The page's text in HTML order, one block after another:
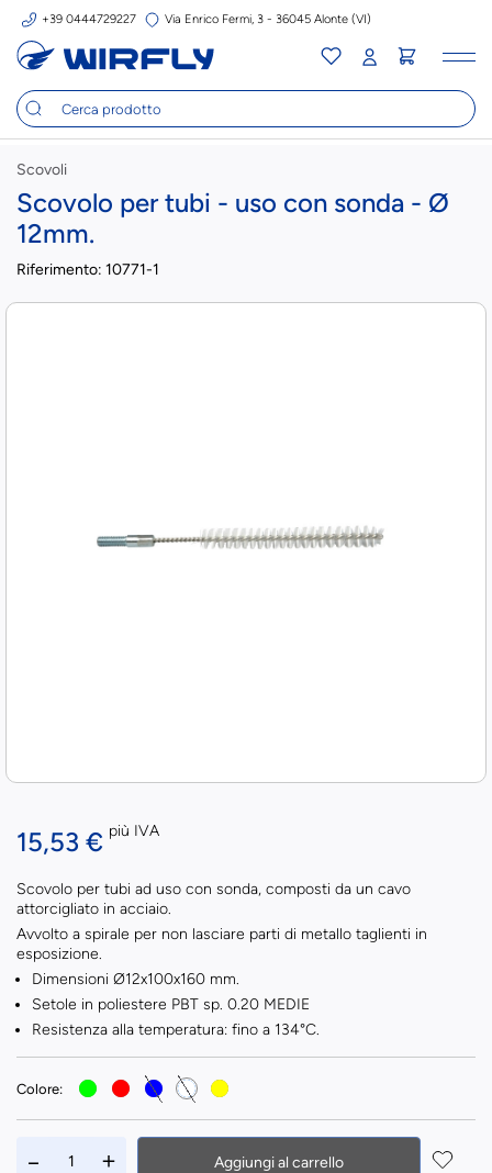
+39 0444729227 Via Enrico Fermi, 3 - 36045 Alonte (VI)
Scovoli
Scovolo per tubi - uso con sonda - Ø
12mm.
Riferimento: 10771-1
15,53 € più IVA
Scovolo per tubi ad uso con sonda, composti da un cavo
attorcigliato in acciaio.
Avvolto a spirale per non lasciare parti di metallo taglienti in
esposizione.
Dimensioni Ø12x100x160 mm.
Setole in poliestere PBT sp. 0.20 MEDIE
Resistenza alla temperatura: fino a 134°C.
Colore:
Aggiungi al carrello